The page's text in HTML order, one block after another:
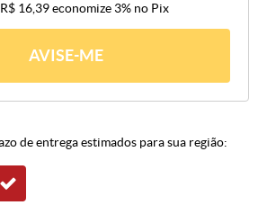
R$ 16,39economize 3% no Pix
AVISE-ME
de entrega estimados para sua região: